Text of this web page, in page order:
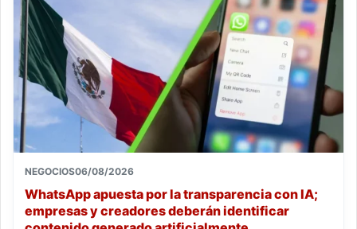
NEGOCIOS06/08/2026
WhatsApp apuesta por la transparencia con IA;
empresas y creadores deberán identificar